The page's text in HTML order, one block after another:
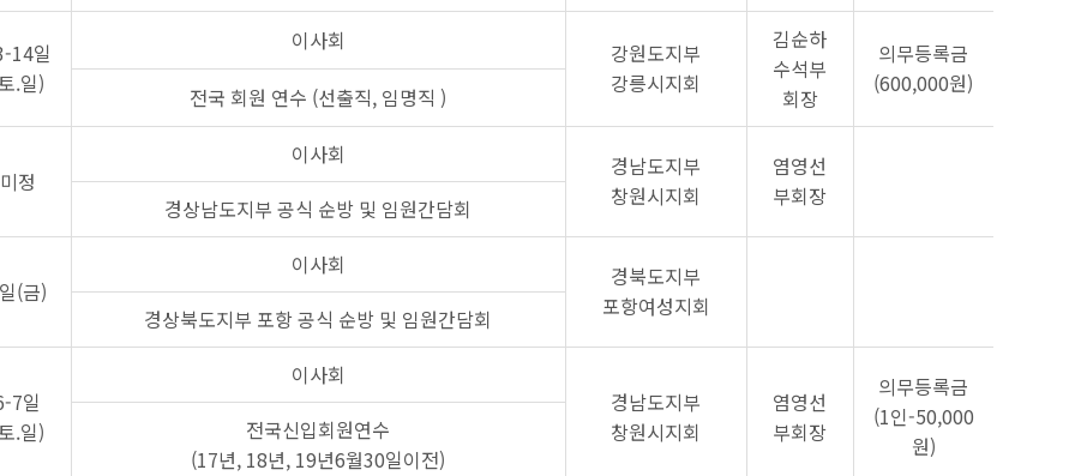
14일
.일)
이사회
강원도지부
강릉시지회
김순하
수석부
회장
의무등록금
(600,000원)
전국 회원 연수 (선출직, 임명직 )
미정
이사회
경남도지부
창원시지회
염영선
부회장
경상남도지부 공식 순방 및 임원간담회
(금)
이사회
경북도지부
포항여성지회
경상북도지부 포항 공식 순방 및 임원간담회
7일
.일)
이사회
경남도지부
창원시지회
염영선
부회장
의무등록금
(1인-50,000
원)
전국신입회원연수
(17년, 18년, 19년6월30일이전)